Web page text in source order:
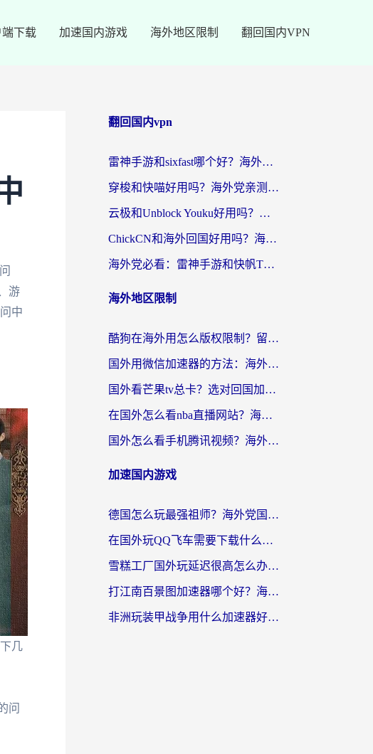
下载 加速国内游戏 海外地区限制 翻回国内VPN
游
中
几
问
翻回国内vpn
雷神手游和sixfast哪个好？海外党亲测3款回国加速器，教你选对不踩坑
穿梭和快喵好用吗？海外党亲测：小众加速器对比+番茄加速器深度体验
云极和Unblock Youku好用吗？海外党亲测+2026回国加速器避坑指南
ChickCN和海外回国好用吗？海外党2026亲测：从手游到影音，选对加速器的3个关键
海外党必看：雷神手游和快帆TV版好用吗？3步选对回国加速器不踩坑
海外地区限制
酷狗在海外用怎么版权限制？留学生亲测：3步解决听国内音乐难题
国外用微信加速器的方法：海外党无缝连接国内生活的实用指南
国外看芒果tv总卡？选对回国加速器，轻松追《浪姐》不费劲
在国外怎么看nba直播网站？海外党专属体育观赛指南，告别地区限制！
国外怎么看手机腾讯视频？海外党亲测有效的追剧加速器选择指南
加速国内游戏
德国怎么玩最强祖师？海外党国服游戏加速器选择全攻略（附宝可梦Online实测）
在国外玩QQ飞车需要下载什么加速器呢？海外党亲测有效的国服游戏加速指南
雪糕工厂国外玩延迟很高怎么办？海外玩家国服游戏加速终极攻略（附实测推荐）
打江南百景图加速器哪个好？海外党踩坑N次后，终于找到不卡的秘诀
非洲玩装甲战争用什么加速器好？海外党亲测有效的国服游戏加速方案